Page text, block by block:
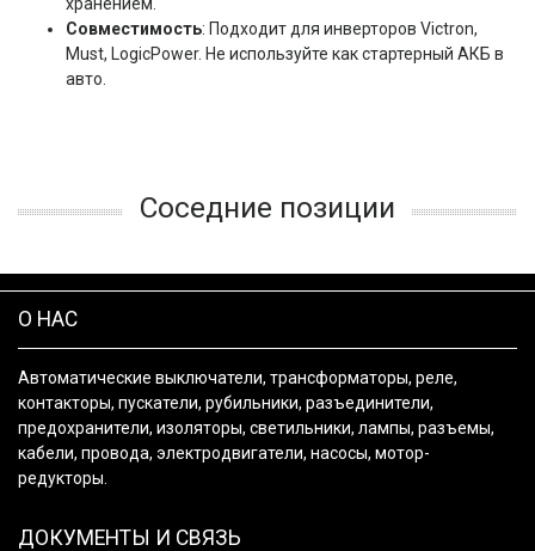
Совместимость: Подходит для инверторов Victron,
Must, LogicPower. Не используйте как стартерный АКБ в
авто.
Соседние позиции
О НАС
Автоматические выключатели, трансформаторы, реле,
контакторы, пускатели, рубильники, разъединители,
предохранители, изоляторы, светильники, лампы, разъемы,
кабели, провода, электродвигатели, насосы, мотор-
редукторы.
ДОКУМЕНТЫ И СВЯЗЬ